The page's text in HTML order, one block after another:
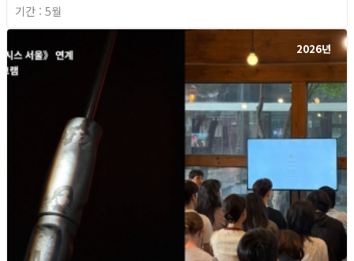
기간 : 5월
2026년